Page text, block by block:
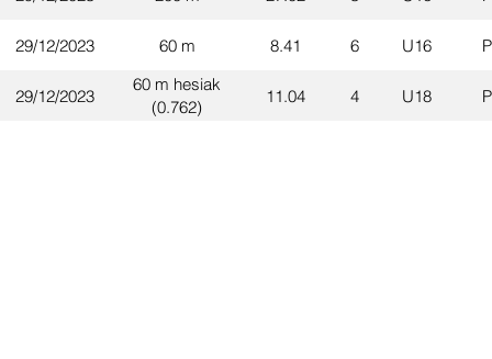
29/12/2023 60 m 8.41 6 U16
29/12/2023
60 m hesiak
(0.762)
11.04 4 U18